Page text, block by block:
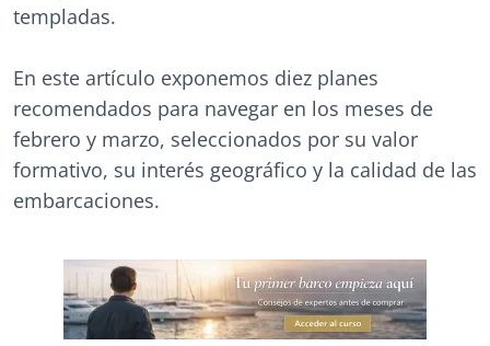
templadas.
En este artículo exponemos diez planes
recomendados para navegar en los meses de
febrero y marzo, seleccionados por su valor
formativo, su interés geográfico y la calidad de las
embarcaciones.